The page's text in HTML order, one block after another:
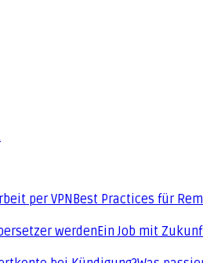
Best Practices für
Ein Job mit